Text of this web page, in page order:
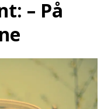
– På